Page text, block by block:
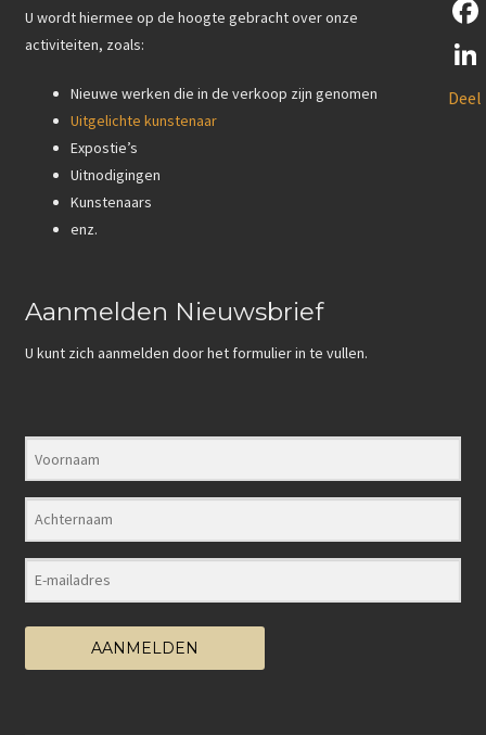
GENRE
Schilderkunst
Beeldhouwkunst
Tekeningen
KUNST ACTUEEL
SOCIAL MEDIA
U wordt hiermee op de hoogte gebracht over onze
activiteiten, zoals:
Nieuwe werken die in de verkoop zijn genomen
Uitgelichte kunstenaar
Expostie’s
Uitnodigingen
Kunstenaars
enz.
Aanmelden Nieuwsbrief
U kunt zich aanmelden door het formulier in te vullen.
AANMELDEN
F
L
Deel